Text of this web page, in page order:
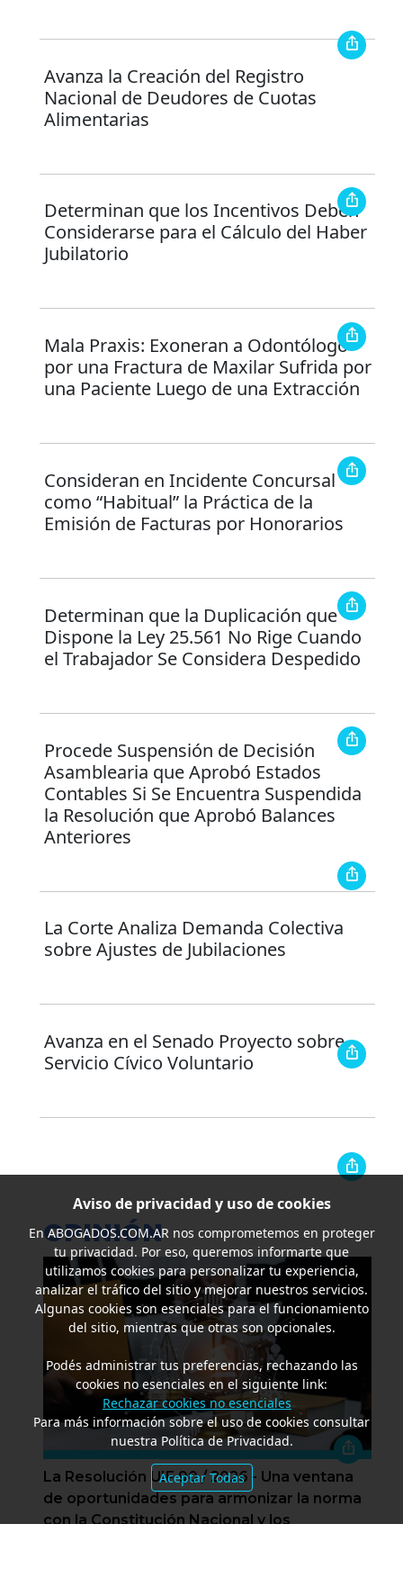
Avanza la Creación del Registro
Nacional de Deudores de Cuotas
Alimentarias
Determinan que los Incentivos Deben
Considerarse para el Cálculo del Haber
Jubilatorio
Mala Praxis: Exoneran a Odontólogo
por una Fractura de Maxilar Sufrida por
una Paciente Luego de una Extracción
Consideran en Incidente Concursal
como “Habitual” la Práctica de la
Emisión de Facturas por Honorarios
Determinan que la Duplicación que
Dispone la Ley 25.561 No Rige Cuando
el Trabajador Se Considera Despedido
Procede Suspensión de Decisión
Asamblearia que Aprobó Estados
Contables Si Se Encuentra Suspendida
la Resolución que Aprobó Balances
Anteriores
La Corte Analiza Demanda Colectiva
sobre Ajustes de Jubilaciones
Avanza en el Senado Proyecto sobre
Servicio Cívico Voluntario
OPINIÓN
La Resolución UIF 90 / 2026 - Una ventana
de oportunidades para armonizar la norma
con la Constitución Nacional y los
Aviso de privacidad y uso de cookies
EnABOGADOS.COM.ARnos comprometemos en proteger
tu privacidad. Por eso, queremos informarte que
utilizamos cookies para personalizar tu experiencia,
analizar el tráfico del sitio y mejorar nuestros servicios.
Algunas cookies son esenciales para el funcionamiento
del sitio, mientras que otras son opcionales.
Podés administrar tus preferencias, rechazando las
cookies no esenciales en el siguiente link:
Rechazar cookies no esenciales
Para más información sobre el uso de cookies consultar
nuestra Política de Privacidad.
Aceptar Todas